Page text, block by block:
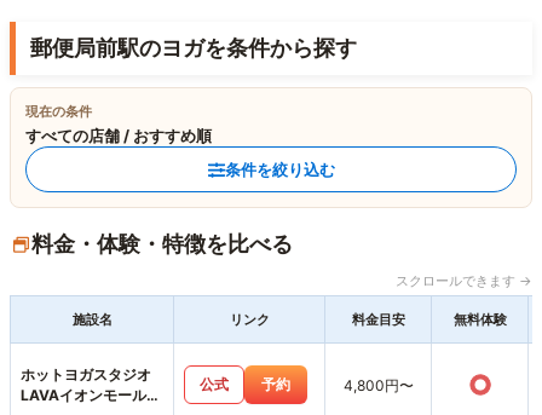
郵便局前駅のヨガを条件から探す
現在の条件
すべての店舗 / おすすめ順
条件を絞り込む
料金・体験・特徴を比べる
スクロールできます →
施設名 リンク 料金目安 無料体験
ホットヨガスタジオ
LAVAイオンモール岡
公式 予約 4,800円〜 ○